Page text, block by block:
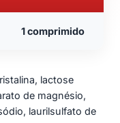
1 comprimido
lactose
de magnésio,
laurilsulfato de